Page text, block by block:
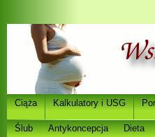
Ciąża Kalkulatory i USG
Ślub Antykoncepcja Dieta